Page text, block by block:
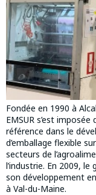
Fondée en 1990 à
EMSUR s’est
référence dans le
d’emballage flexible
secteurs de
l’industrie. En 2009,
son développement
à Val-du-Maine.